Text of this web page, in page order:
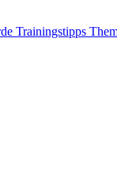
Trainingstipps